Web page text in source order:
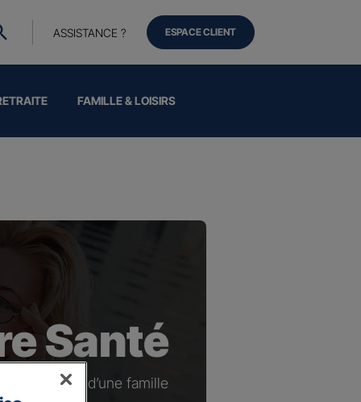
FAMILLE & LOISIRS
ASSISTANCE ? ESPACE CLIENT
Santé
ou à la tête d’une famille